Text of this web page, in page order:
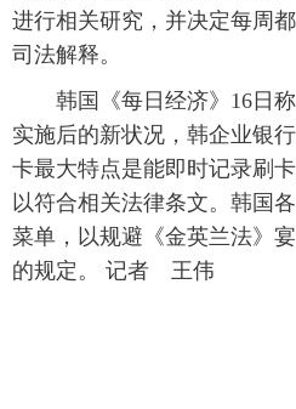
进行相关研究，并决定每周
司法解释。
韩国《每日经济》16日称
实施后的新状况，韩企业银
卡最大特点是能即时记录刷
以符合相关法律条文。韩国
菜单，以规避《金英兰法》
的规定。 记者 王伟